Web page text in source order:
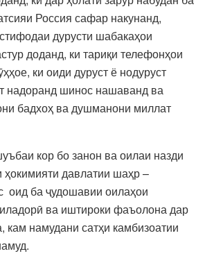
Россия сафар накунанд,
дурусти шабакаҳои
доданд, ки тариқи телефонҳои
ки оиди дуруст ё нодуруст
надоранд шинос нашаванд ва
бадхоҳ ва душманони миллат
кор бо занон ва оилаи назди
давлатии шаҳр –
оид ба ҷудошавии оилаҳои
ва иштироки фаъолона дар
кам намудани сатҳи камбизоатии